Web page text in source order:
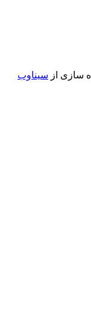
سازی از سیناوب